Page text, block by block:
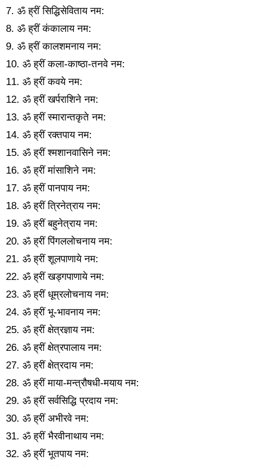
7. ॐ ह्रीं सिद्धिसेविताय नम:
8. ॐ ह्रीं कंकालाय नम:
9. ॐ ह्रीं कालशमनाय नम:
10. ॐ ह्रीं कला-काष्ठा-तनवे नम:
11. ॐ ह्रीं कवये नम:
12. ॐ ह्रीं खर्पराशिने नम:
13. ॐ ह्रीं स्मारान्तकृते नम:
14. ॐ ह्रीं रक्तपाय नम:
15. ॐ ह्रीं श्मशानवासिने नम:
16. ॐ ह्रीं मांसाशिने नम:
17. ॐ ह्रीं पानपाय नम:
18. ॐ ह्रीं त्रिनेत्राय नम:
19. ॐ ह्रीं बहुनेत्राय नम:
20. ॐ ह्रीं पिंगललोचनाय नम:
21. ॐ ह्रीं शूलपाणाये नम:
22. ॐ ह्रीं खड्गपाणाये नम:
23. ॐ ह्रीं धूम्रलोचनाय नम:
24. ॐ ह्रीं भू-भावनाय नम:
25. ॐ ह्रीं क्षेत्रज्ञाय नम:
26. ॐ ह्रीं क्षेत्रपालाय नम:
27. ॐ ह्रीं क्षेत्रदाय नम:
28. ॐ ह्रीं माया-मन्त्रौषधी-मयाय नम:
29. ॐ ह्रीं सर्वसिद्धि प्रदाय नम:
30. ॐ ह्रीं अभीरवे नम:
31. ॐ ह्रीं भैरवीनाथाय नम:
32. ॐ ह्रीं भूतपाय नम: